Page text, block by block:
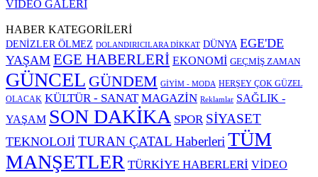
VİDEO GALERİ
HABER KATEGORİLERİ
DENİZLER ÖLMEZ DOLANDIRICILARA DİKKAT DÜNYA EGE'DE
YAŞAM EGE HABERLERİ EKONOMİ GEÇMİŞ ZAMAN
GÜNCEL GÜNDEM GİYİM - MODA HERŞEY ÇOK GÜZEL
OLACAK KÜLTÜR - SANAT MAGAZİN Reklamlar SAĞLIK -
YAŞAM SON DAKİKA SPOR SİYASET
TEKNOLOJİ TURAN ÇATAL Haberleri TÜM
MANŞETLER TÜRKİYE HABERLERİ VİDEO